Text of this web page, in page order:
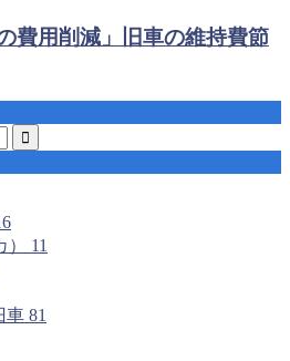
費用削減」旧車の維持費節
） 11
車 81